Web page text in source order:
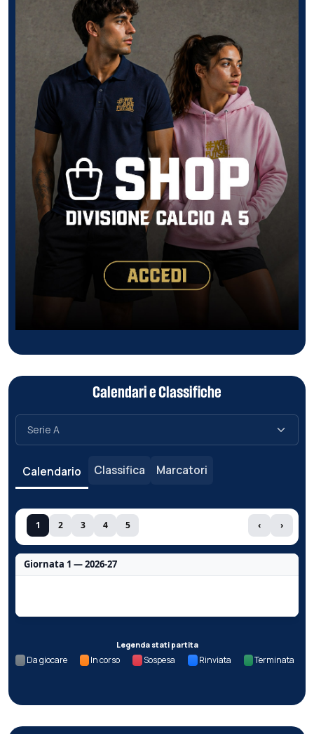
Calendari e Classifiche
Calendario Classifica Marcatori
1 2 3 4 5 ‹ ›
Giornata 1 — 2026-27
Legenda stati partita
Da giocare In corso Sospesa Rinviata Terminata